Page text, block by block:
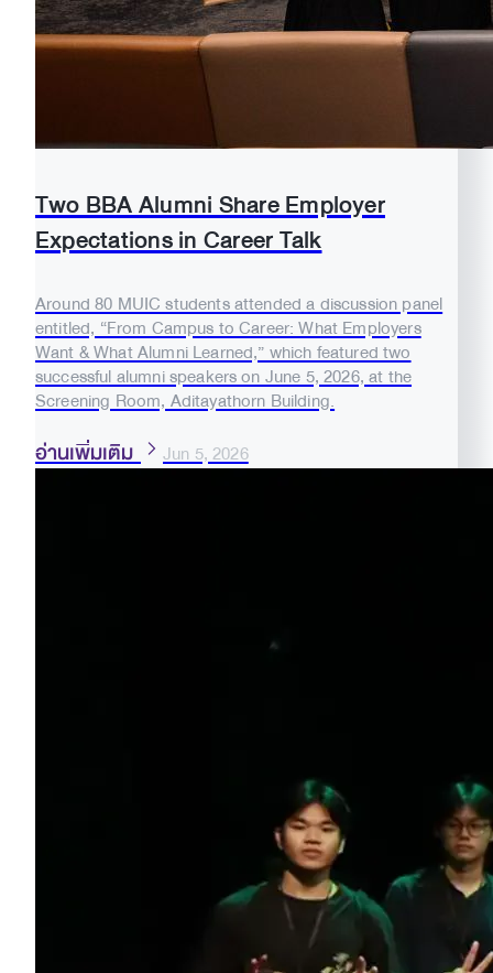
Two BBA Alumni Share Employer
Expectations in Career Talk
Around 80 MUIC students attended a discussion panel
entitled, “From Campus to Career: What Employers
Want & What Alumni Learned,” which featured two
successful alumni speakers on June 5, 2026, at the
Screening Room, Aditayathorn Building.
อ่านเพิ่มเติม Jun 5, 2026